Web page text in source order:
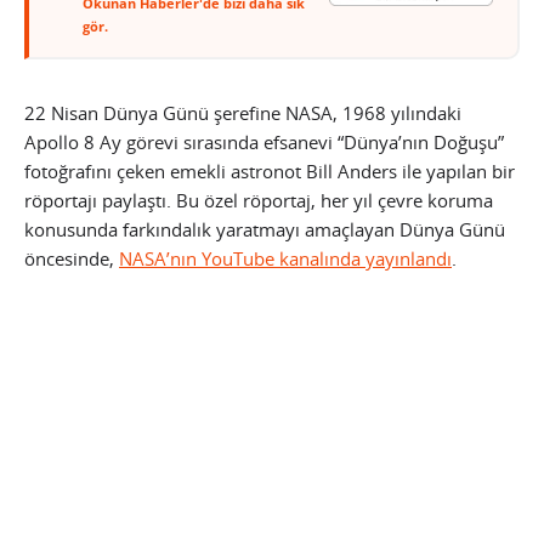
gör.
22 Nisan Dünya Günü şerefine NASA, 1968 yılındaki
Apollo 8 Ay görevi sırasında efsanevi “Dünya’nın Doğuşu”
fotoğrafını çeken emekli astronot Bill Anders ile yapılan bir
röportajı paylaştı. Bu özel röportaj, her yıl çevre koruma
konusunda farkındalık yaratmayı amaçlayan Dünya Günü
öncesinde, NASA’nın YouTube kanalında yayınlandı.